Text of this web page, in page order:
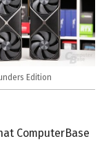
Edition
ComputerBase